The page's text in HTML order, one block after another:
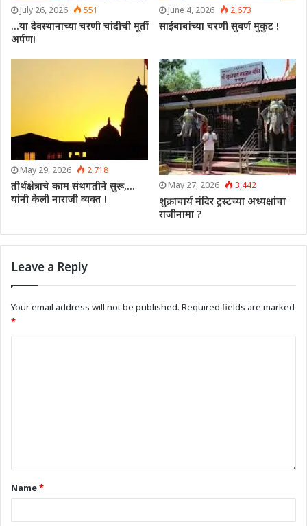
July 26, 2026 551
…या देवस्थानाच्या चरणी चांदीची मूर्ती
अर्पण!
June 4, 2026 2,673
साईबाबांच्या चरणी सुवर्ण मुकुट !
May 29, 2026 2,718
तीर्थक्षेत्राचे काम संथगतीने सुरू,…
यांनी केली नाराजी व्यक्त !
May 27, 2026 3,442
शुक्राचार्य मंदिर ट्रस्टच्या अध्यक्षांचा
राजीनामा ?
Leave a Reply
Your email address will not be published. Required fields are marked
*
Name*